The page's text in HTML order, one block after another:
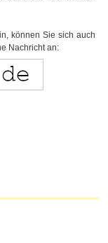
können Sie sich auch
Nachricht an: